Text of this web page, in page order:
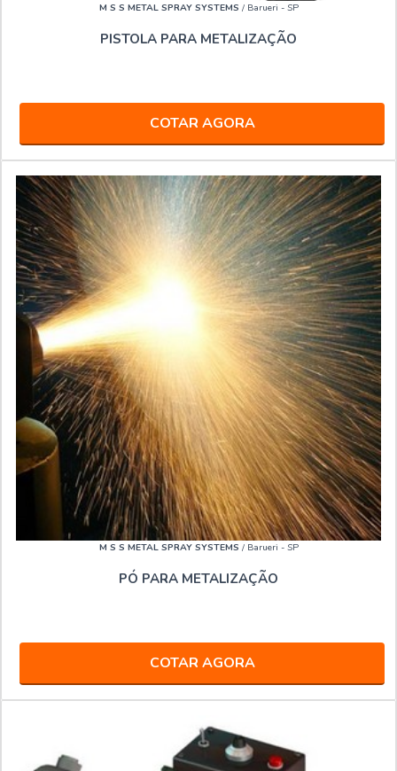
M S S METAL SPRAY SYSTEMS / Barueri - SP
PISTOLA PARA METALIZAÇÃO
COTAR AGORA
M S S METAL SPRAY SYSTEMS / Barueri - SP
PÓ PARA METALIZAÇÃO
COTAR AGORA